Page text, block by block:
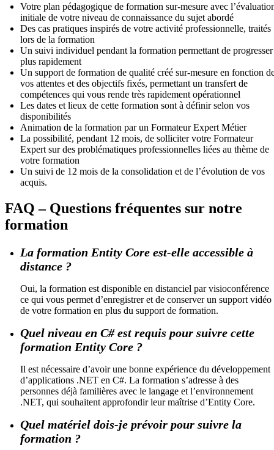
Votre plan pédagogique de formation sur-mesure avec
initiale de votre niveau de connaissance du sujet abordé
Des cas pratiques inspirés de votre activité professionnelle, traités
lors de la formation
Un suivi individuel pendant la formation permettant de progresser
plus rapidement
Un support de formation de qualité créé sur-mesure en fonction
vos attentes et des objectifs fixés, permettant un transfert de
compétences qui vous rende très rapidement opérationnel
Les dates et lieux de cette formation sont à définir selon vos
disponibilités
Animation de la formation par un Formateur Expert Métier
La possibilité, pendant 12 mois, de solliciter votre Formateur
Expert sur des problématiques professionnelles liées au thème de
votre formation
Un suivi de 12 mois de la consolidation et de l’évolution de vos
acquis.
FAQ – Questions fréquentes sur notre
formation
La formation Entity Core est-elle accessible à
distance ?
Oui, la formation est disponible en distanciel par visioconférence
ce qui vous permet d’enregistrer et de conserver un support vidéo
de votre formation en plus du support de formation.
Quel niveau en C# est requis pour suivre cette
formation Entity Core ?
Il est nécessaire d’avoir une bonne expérience du développement
d’applications .NET en C#. La formation s’adresse à des
personnes déjà familières avec le langage et l’environnement
.NET, qui souhaitent approfondir leur maîtrise d’Entity Core.
Quel matériel dois-je prévoir pour suivre la
formation ?